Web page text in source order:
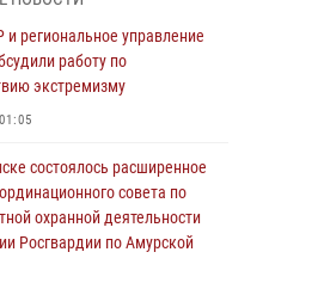
рублей выплачено
сданное на возмездной
подразделений
охраны Росгвардии
в период с 20 по 26 июля
региональное управление
работу по
экстремизму
состоялось расширенное
совета по
охранной деятельности
Росгвардии по Амурской